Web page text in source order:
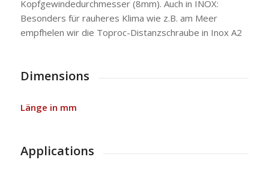
Kopfgewindedurchmesser (8mm). Auch in INOX:
Besonders für rauheres Klima wie z.B. am Meer
empfhelen wir die Toproc-Distanzschraube in Inox A2
Dimensions
Länge in mm
Applications